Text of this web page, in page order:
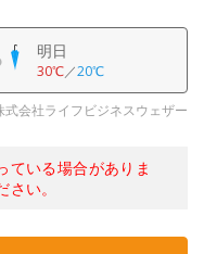
明日
30℃／20℃
式会社ライフビジネスウェザー
ている場合がありま
い。